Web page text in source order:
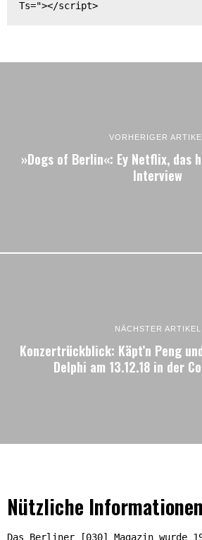
Ts="></script>
VORHERIGER
»Dogs of Berlin«: Ey Netflix, das
Interview
NÄCHSTER ARTIKEL
Konzertrückblick: Käpt’n Peng
Delphi am 13.12.18 in der
Nützliche Informationen
Das Berliner [030] Magazin wurde